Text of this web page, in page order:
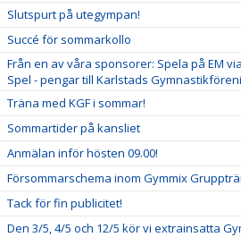
Slutspurt på utegympan!
Succé för sommarkollo
Från en av våra sponsorer: Spela på EM
Spel - pengar till Karlstads
Träna med KGF i sommar!
Sommartider på kansliet
Anmälan inför hösten 09.00!
Försommarschema inom Gymmix
Tack för fin publicitet!
Den 3/5, 4/5 och 12/5 kör vi extrainsatta